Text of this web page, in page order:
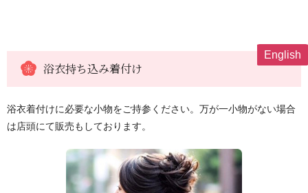
浴衣持ち込み着付け
浴衣着付けに必要な小物をご持参ください。万が一小物がない場合
は店頭にて販売もしております。
English